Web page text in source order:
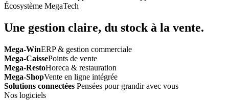
Écosystème MegaTech
Une gestion claire, du stock à la vente.
Mega-WinERP & gestion commerciale
Mega-CaissePoints de vente
Mega-RestoHoreca & restauration
Mega-ShopVente en ligne intégrée
Solutions connectées Pensées pour grandir avec vous
Nos logiciels